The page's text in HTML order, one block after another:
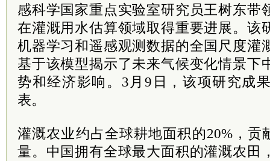
感科学国家重点实验室研究员王树东带
在灌溉用水估算领域取得重要进展。该
机器学习和遥感观测数据的全国尺度灌
基于该模型揭示了未来气候变化情景下
势和经济影响。3月9日，该项研究成
表。
灌溉农业约占全球耕地面积的20%，贡
量。中国拥有全球最大面积的灌溉农田